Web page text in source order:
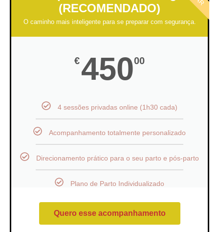
(RECOMENDADO)
O caminho mais inteligente para se preparar com segurança.
€45000
4 sessões privadas online (1h30 cada)
Acompanhamento totalmente personalizado
Direcionamento prático para o seu parto e pós-parto
Plano de Parto Individualizado
Quero esse acompanhamento